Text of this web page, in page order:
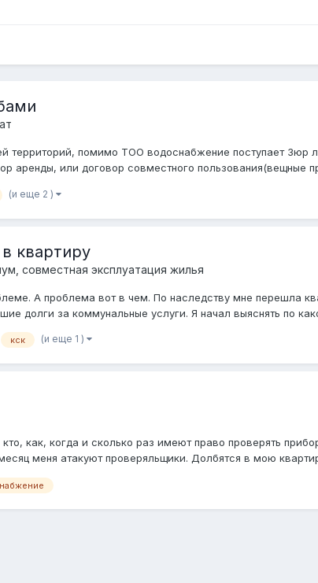
территорий, помимо ТОО водоснабжение поступает 3юр
аренды, или договор совместного пользования(вещные
(и еще 2 )
квартиру
совместная эксплуатация жилья
А проблема вот в чем. По наследству мне перешла
долги за коммунальные услуги. Я начал выяснять по
кск (и еще 1 )
как, когда и сколько раз имеют право проверять
меня атакуют проверяльщики. Долбятся в мою